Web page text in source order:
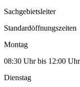
Sachgebietsleiter
Standardöffnungszeiten
Montag
08:30 Uhr bis 12:00
Dienstag